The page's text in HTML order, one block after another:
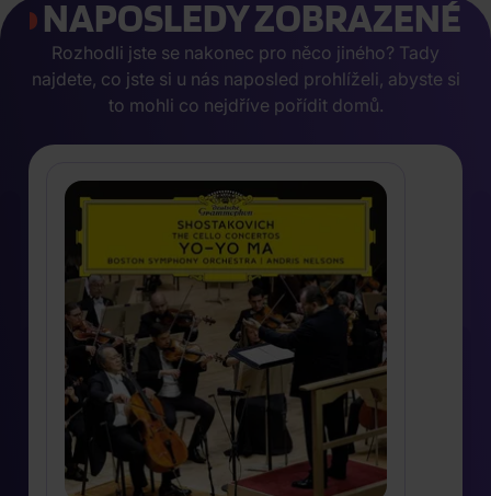
NAPOSLEDY ZOBRAZENÉ
Rozhodli jste se nakonec pro něco jiného? Tady
najdete, co jste si u nás naposled prohlíželi, abyste si
to mohli co nejdříve pořídit domů.